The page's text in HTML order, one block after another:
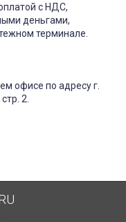
с НДС,
деньгами,
терминале.
офисе по адресу г.
2.